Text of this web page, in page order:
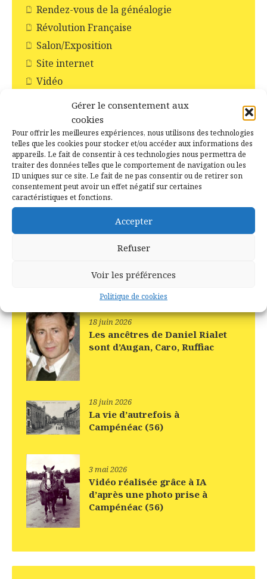
Gérer le consentement aux
cookies
Pour offrir les meilleures expériences, nous utilisons des technologies
telles que les cookies pour stocker et/ou accéder aux informations des
appareils. Le fait de consentir à ces technologies nous permettra de
traiter des données telles que le comportement de navigation ou les
ID uniques sur ce site. Le fait de ne pas consentir ou de retirer son
consentement peut avoir un effet négatif sur certaines
caractéristiques et fonctions.
Accepter
Refuser
Voir les préférences
Politique de cookies
Rendez-vous de la généalogie
Révolution Française
Salon/Exposition
Site internet
Vidéo
Recent Posts
15 juillet 2026
Il y a 10 ans jour pour jour –
Campénéac le 15 juillet 2016
La Boulangerie à Campénéac
18 juin 2026
Les ancêtres de Daniel Rialet
sont d’Augan, Caro, Ruffiac
18 juin 2026
La vie d’autrefois à
Campénéac (56)
3 mai 2026
Vidéo réalisée grâce à IA
d’après une photo prise à
Campénéac (56)